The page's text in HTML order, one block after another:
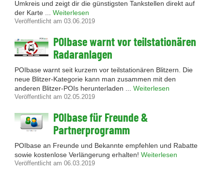
Umkreis und zeigt dir die günstigsten Tankstellen direkt auf
der Karte ... Weiterlesen
Veröffentlicht am 03.06.2019
POIbase warnt vor teilstationären
Radaranlagen
POIbase warnt seit kurzem vor teilstationären Blitzern. Die
neue Blitzer-Kategorie kann man zusammen mit den
anderen Blitzer-POIs herunterladen ... Weiterlesen
Veröffentlicht am 02.05.2019
POIbase für Freunde &
Partnerprogramm
POIbase an Freunde und Bekannte empfehlen und Rabatte
sowie kostenlose Verlängerung erhalten! Weiterlesen
Veröffentlicht am 06.03.2019